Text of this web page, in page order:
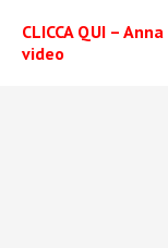
CLICCA QUI –
video